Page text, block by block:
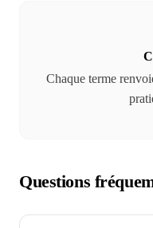
Chaque terme
Questions